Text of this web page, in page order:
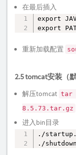
在最后插入
export
export
重新加载配置
2.5 tomcat安装（
解压tomcat tar
8.5.73.tar.gz
进入bin目录
./
./